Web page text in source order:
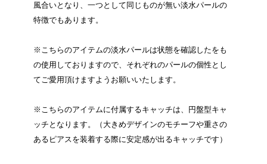
風合いとなり、一つとして同じものが無い淡水パールの
特徴でもあります。
※こちらのアイテムの淡水パールは状態を確認したをも
の使用しておりますので、それぞれのパールの個性とし
てご愛用頂けますようお願いいたします。
※こちらのアイテムに付属するキャッチは、円盤型キャ
ッチとなります。（大きめデザインのモチーフや重さの
あるピアスを装着する際に安定感が出るキャッチです）